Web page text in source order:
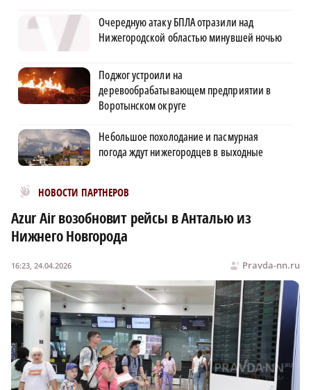
Очередную атаку БПЛА отразили над
Нижегородской областью минувшей ночью
Поджог устроили на
деревообрабатывающем предприятии в
Воротынском округе
Небольшое похолодание и пасмурная
погода ждут нижегородцев в выходные
НОВОСТИ ПАРТНЕРОВ
Новости МирТесен
Azur Air возобновит рейсы в Анталью из
Нижнего Новгорода
Pravda-nn.ru
16:23, 24.04.2026